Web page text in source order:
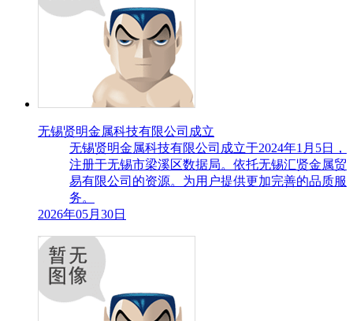
无锡贤明金属科技有限公司成立
无锡贤明金属科技有限公司成立于2024年1月5日，
注册于无锡市梁溪区数据局。依托无锡汇贤金属贸
易有限公司的资源。为用户提供更加完善的品质服
务。
2026年05月30日